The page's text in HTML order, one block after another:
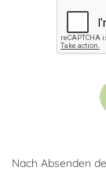
Nach Absenden